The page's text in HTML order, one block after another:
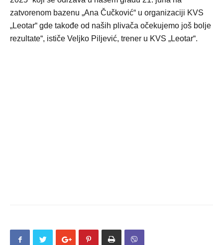
zatvorenom bazenu „Ana Čučković“ u organizaciji KVS
„Leotar“ gde takođe od naših plivača očekujemo još bolje
rezultate“, ističe Veljko Piljević, trener u KVS „Leotar“.